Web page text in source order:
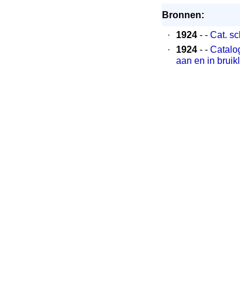
Bronnen:
·
1924 - - Cat.
·
1924 - -
aan en in